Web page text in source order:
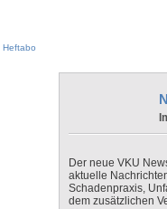
Heftabo
Der neue VKU
aktuelle
Schadenpraxis,
dem zusätzlichen